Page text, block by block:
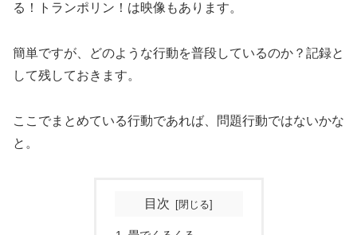
る！トランポリン！は映像もあります。
簡単ですが、どのような行動を普段しているのか？記録と
して残しておきます。
ここでまとめている行動であれば、問題行動ではないかな
と。
目次